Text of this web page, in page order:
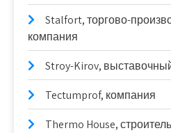
Stalfort, торгово-
компания
Stroy-Kirov,
Tectumprof, компания
Thermo House,